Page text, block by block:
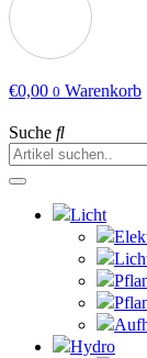
€0,00 0 Warenkorb
Suche
Licht
Hydro